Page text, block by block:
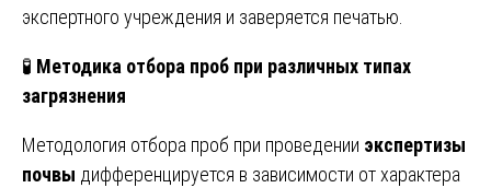
экспертного учреждения и заверяется печатью.
🧪 Методика отбора проб при различных типах
загрязнения
Методология отбора проб при проведении экспертизы
почвы дифференцируется в зависимости от характера